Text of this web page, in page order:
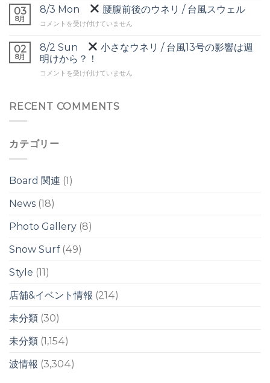
は
ー
ッ
の
ワ
イ
レ
イ
▼
頭
前
の
ワ
ド
イ
03
8月
8/3 Mon 腰腹前後のウネリ / 台風スウェル
8/3
腰
腹
前
ウ
台
ウ
ェ
ル
は
コメントを受け付けていません
02
8月
8/2 Sun
小さなウネリ / 台風13号の影響は週
明けから？！
8/2
小
ネ
台
風
号
影
は
明
け
ら？！
コメントを受け付けていません
RECENT COMMENTS
カテゴリー
Board 関連 (1)
News (18)
Photo Gallery (8)
Snow Surf(49)
Style (11)
店舗&イベント情報 (214)
未分類 (30)
未分類 (1,154)
波情報 (3,304)